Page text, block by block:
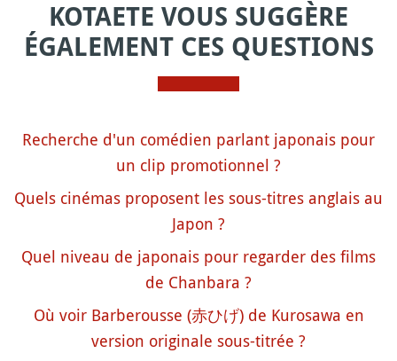
KOTAETE VOUS SUGGÈRE
ÉGALEMENT CES QUESTIONS
Recherche d'un comédien parlant japonais pour
un clip promotionnel ?
Quels cinémas proposent les sous-titres anglais au
Japon ?
Quel niveau de japonais pour regarder des films
de Chanbara ?
Où voir Barberousse (赤ひげ) de Kurosawa en
version originale sous-titrée ?